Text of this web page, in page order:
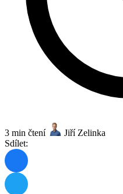
3 min čtení
Jiří Zelinka
Sdílet: